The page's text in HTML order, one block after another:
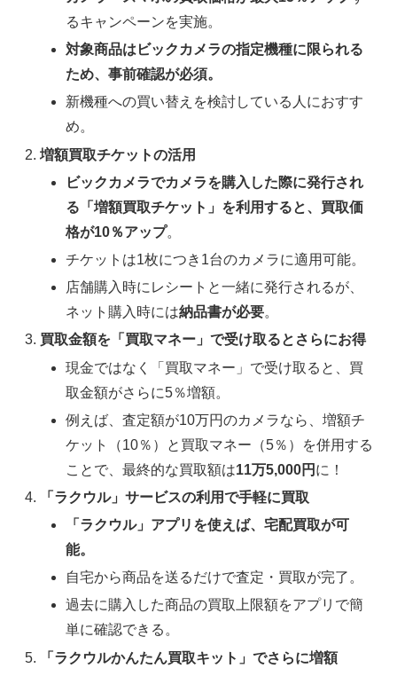
るキャンペーンを実施。
対象商品はビックカメラの指定機種に限られる
ため、事前確認が必須。
新機種への買い替えを検討している人におすす
め。
増額買取チケットの活用
ビックカメラでカメラを購入した際に発行され
る「増額買取チケット」を利用すると、買取価
格が10％アップ。
チケットは1枚につき1台のカメラに適用可能。
店舗購入時にレシートと一緒に発行されるが、
ネット購入時には納品書が必要。
買取金額を「買取マネー」で受け取るとさらにお得
現金ではなく「買取マネー」で受け取ると、買
取金額がさらに5％増額。
例えば、査定額が10万円のカメラなら、増額チ
ケット（10％）と買取マネー（5％）を併用する
ことで、最終的な買取額は11万5,000円 に！
「ラクウル」サービスの利用で手軽に買取
「ラクウル」アプリを使えば、宅配買取が可
能。
自宅から商品を送るだけで査定・買取が完了。
過去に購入した商品の買取上限額をアプリで簡
単に確認できる。
「ラクウルかんたん買取キット」でさらに増額